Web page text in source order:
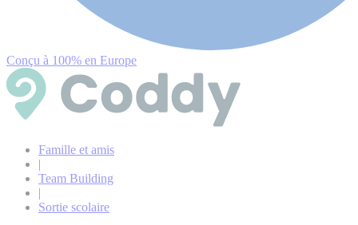
Conçu à 100% en Europe
Famille et amis
|
Team Building
|
Sortie scolaire